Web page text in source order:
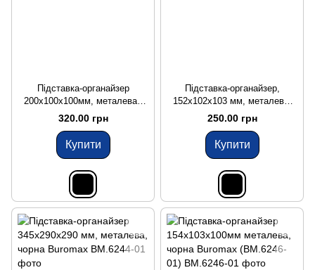
Підставка-органайзер
200x100x100мм, металева ,
чорна Buromax (BM.6247-01)
320.00 грн
Купити
Підставка-органайзер,
152x102x103 мм, металева,
чорна Buromax (BM.6245-01)
250.00 грн
Купити